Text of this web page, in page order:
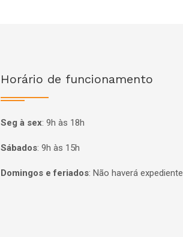
Horário de funcionamento
Seg à sex: 9h às 18h
Sábados: 9h às 15h
Domingos e feriados: Não haverá expediente